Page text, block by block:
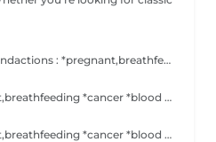
1 or 2 grains tattooed Contraindactions : *pregnant,breathfeeding *cancer *blood thinner A retouch isn't included in the price. No alcohol the day before. Post treatement : *during 1 week puting a cream, which you buy here.
Contraindactions : *pregnant,breathfeeding *cancer *blood thinner A retouch isn't included in the price. No alcohol the day before. Post treatement : *during 1 week puting a cream, which you buy here.
Contraindactions : *pregnant,breathfeeding *cancer *blood thinner A retouch isn't included in the price. No alcohol the day before. If you wish an local anaesthesia, you need a medical prescription ( this is a law ) to invoid allergies/reactions from the creams. The cream you have to buy it yourself in the pharmacy. Post treatement : *during 1 week puting a cream, which you buy here.